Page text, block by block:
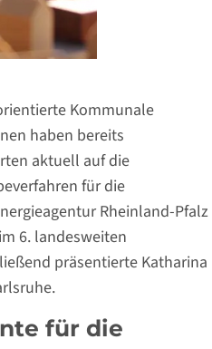
Kommunale
haben bereits
aktuell auf die
für die
Rheinland-Pfalz
6. landesweiten
präsentierte Katharina
für die